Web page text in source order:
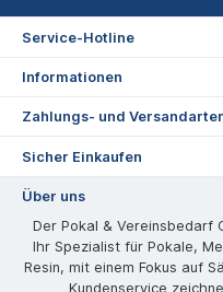
Service-Hotline
Informationen
Zahlungs- und
Sicher Einkaufen
Über uns
Der Pokal & Vereinsbedarf
Ihr Spezialist für Pokale,
Resin, mit einem Fokus auf
Kundenservice